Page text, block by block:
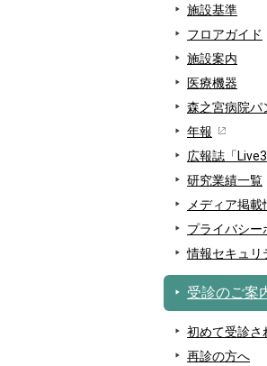
施設基準
フロアガイド
施設案内
医療機器
森之宮病院パ
年報
広報誌「
研究業績一覧
メディア掲載
プライバシー
情報セキュリ
受診のご案
初めて受診さ
再診の方へ